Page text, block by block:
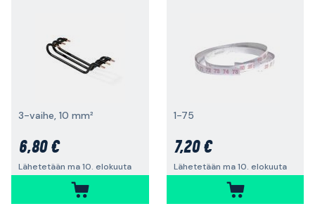
3-vaihe, 10 mm²
6,80 €
Lähetetään ma 10. elokuuta
1-75
7,20 €
Lähetetään ma 10. elokuuta